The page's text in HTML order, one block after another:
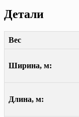
Детали
Вес
Ширина, м:
Длина, м: